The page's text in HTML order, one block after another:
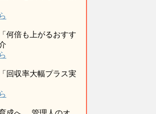
何倍も上がるおすす
回収率大幅プラス実